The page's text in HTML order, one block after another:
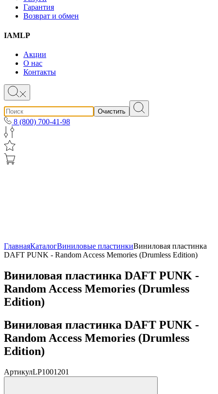
Гарантия
Возврат и обмен
IAMLP
Акции
О нас
Контакты
Очистить
8 (800) 700-41-98
ГлавнаяКаталогВиниловые пластинкиВиниловая пластинка
DAFT PUNK - Random Access Memories (Drumless Edition)
Виниловая пластинка DAFT PUNK -
Random Access Memories (Drumless
Edition)
Виниловая пластинка DAFT PUNK -
Random Access Memories (Drumless
Edition)
АртикулLP1001201